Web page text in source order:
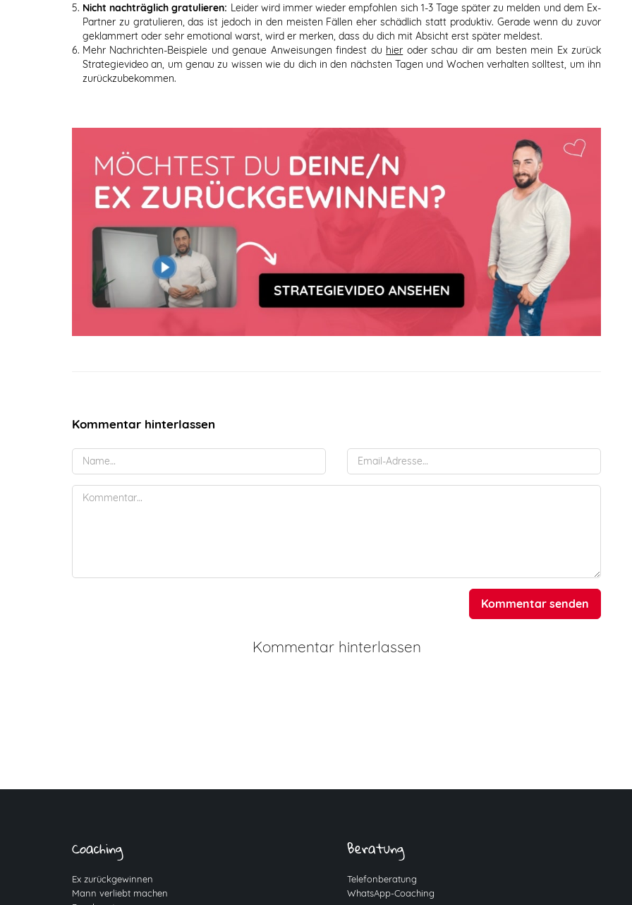
Nicht nachträglich gratulieren: Leider wird immer wieder empfohlen sich 1-3 Tage später zu melden und dem Ex-
Partner zu gratulieren, das ist jedoch in den meisten Fällen eher schädlich statt produktiv. Gerade wenn du zuvor
geklammert oder sehr emotional warst, wird er merken, dass du dich mit Absicht erst später meldest.
Mehr Nachrichten-Beispiele und genaue Anweisungen findest du hier oder schau dir am besten mein Ex zurück
Strategievideo an, um genau zu wissen wie du dich in den nächsten Tagen und Wochen verhalten solltest, um ihn
zurückzubekommen.
Kommentar hinterlassen
Kommentar senden
Kommentar hinterlassen
Coaching
Ex zurückgewinnen
Mann verliebt machen
Beratung
Telefonberatung
WhatsApp-Coaching